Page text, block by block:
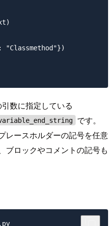
"Classmethod"})
引数に指定している
です。
レースホルダーの記号を任意
ブロックやコメントの記号も